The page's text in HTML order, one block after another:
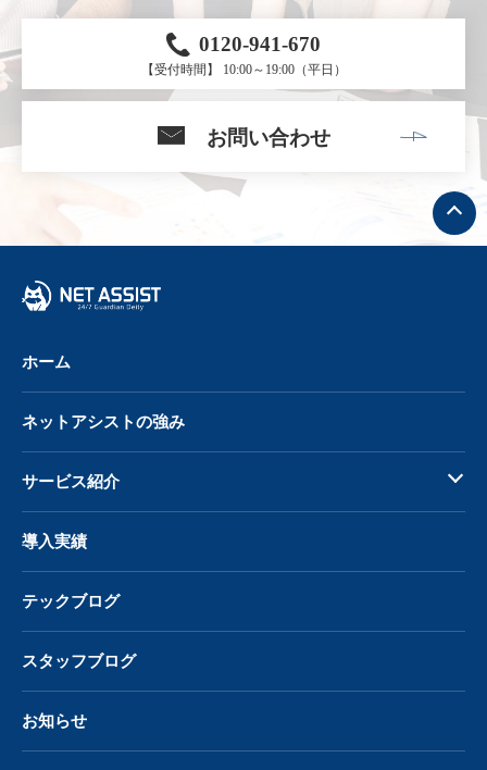
0120-941-670
【受付時間】 10:00～19:00（平日）
お問い合わせ
ト
ッ
プ
へ
ホーム
ネットアシストの強み
サービス紹介
導入実績
テックブログ
スタッフブログ
お知らせ